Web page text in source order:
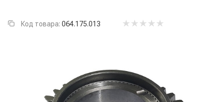
Код товара: 064.175.013